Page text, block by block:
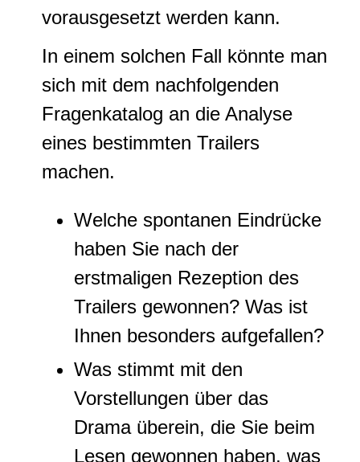
vorausgesetzt werden kann.
In einem solchen Fall könnte man
sich mit dem nachfolgenden
Fragenkatalog an die Analyse
eines bestimmten Trailers
machen.
Welche spontanen Eindrücke
haben Sie nach der
erstmaligen Rezeption des
Trailers gewonnen? Was ist
Ihnen besonders aufgefallen?
Was stimmt mit den
Vorstellungen über das
Drama überein, die Sie beim
Lesen gewonnen haben, was